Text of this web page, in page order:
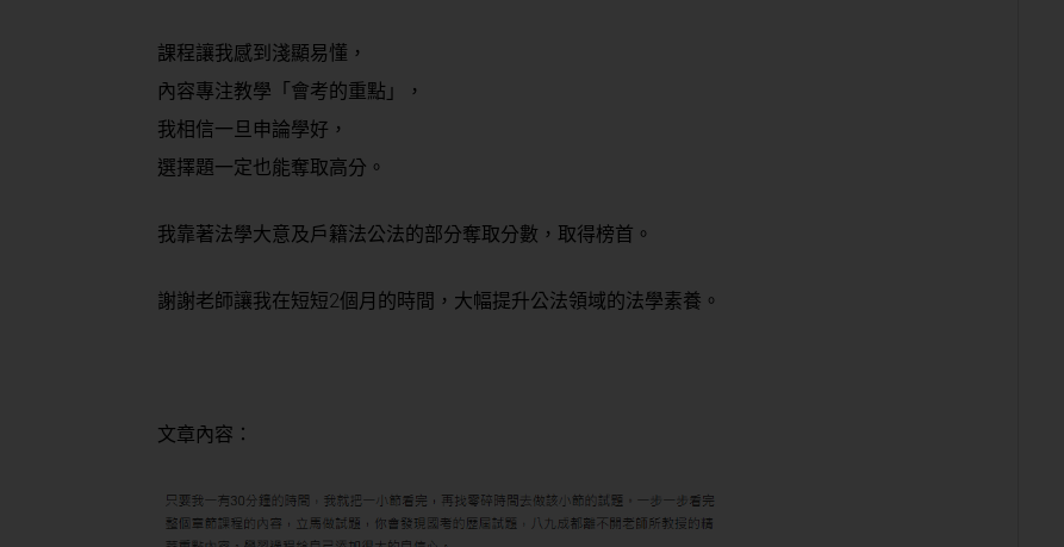
課程讓我感到淺顯易懂，
內容專注教學「會考的重點」，
我相信一旦申論學好，
選擇題一定也能奪取高分。
我靠著法學大意及戶籍法公法的部分奪取分數，取得榜首。
謝謝老師讓我在短短2個月的時間，大幅提升公法領域的法學素養。
文章內容：